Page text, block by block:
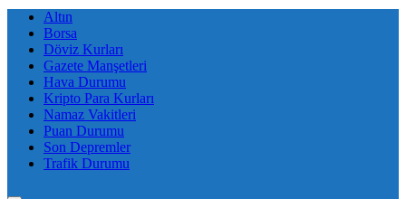
Altın
Borsa
Döviz Kurları
Gazete Manşetleri
Hava Durumu
Kripto Para Kurları
Namaz Vakitleri
Puan Durumu
Son Depremler
Trafik Durumu